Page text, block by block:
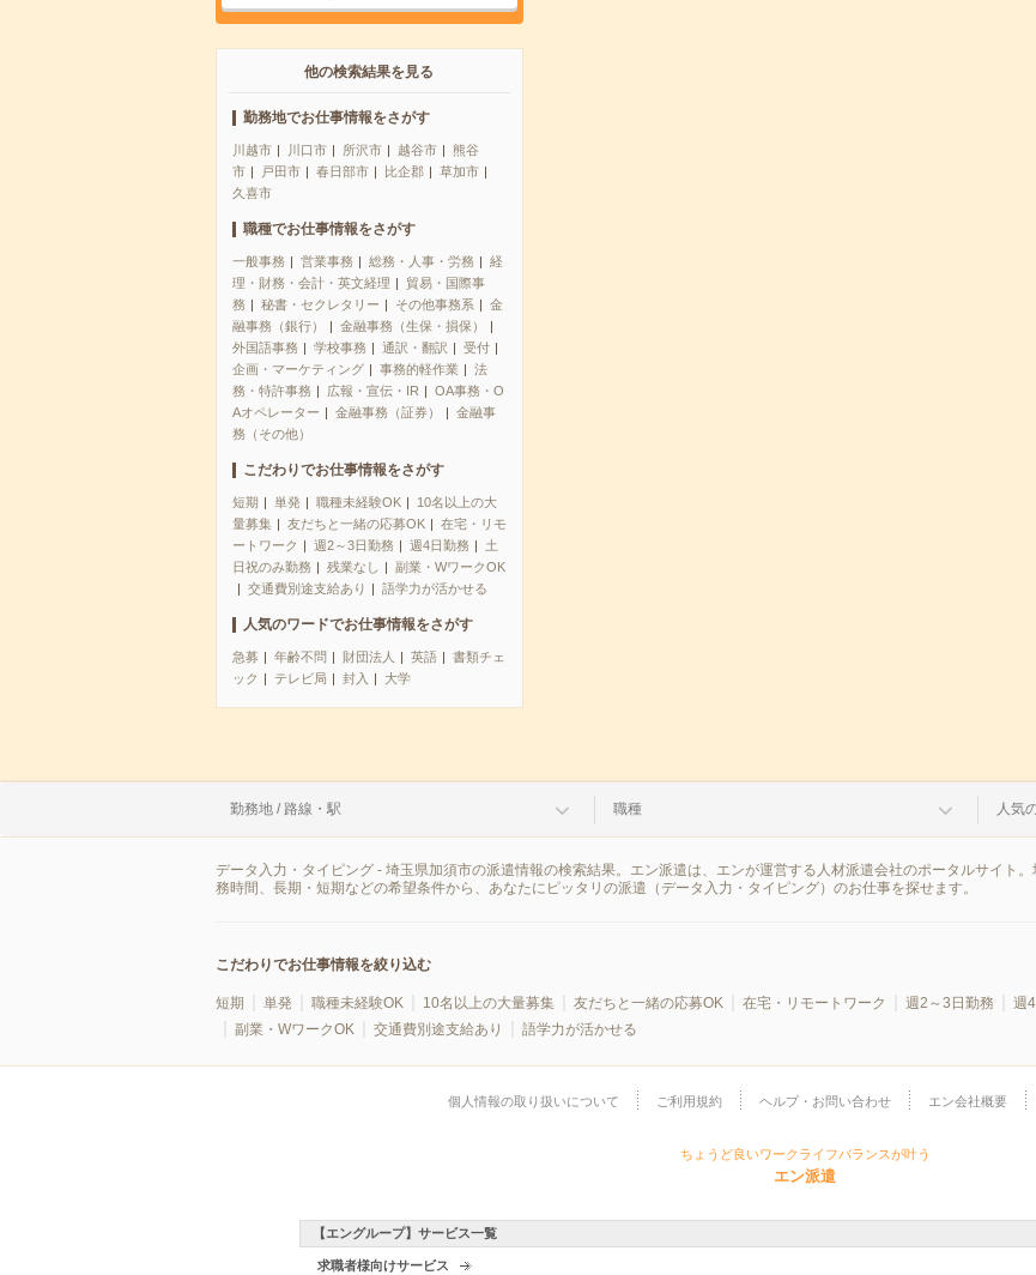
他の検索結果を見る
勤務地でお仕事情報をさがす
川越市 川口市 所沢市 越谷市
熊谷
市
戸田市 春日部市 比企郡
草加市
久喜市
職種でお仕事情報をさがす
一般事務 営業事務 総務・人事・労務
経
理・財務・会計・英文経理
貿易・国際事
務
秘書・セクレタリー その他事務系
金
融事務（銀行）
金融事務（生保・損保）
外国語事務
学校事務 通訳・翻訳
受付
企画・マーケティング
事務的軽作業
法
務・特許事務
広報・宣伝・IR
OA事務・O
Aオペレーター
金融事務（証券）
金融事
務（その他）
こだわりでお仕事情報をさがす
短期 単発 職種未経験OK
10名以上の大
量募集
友だちと一緒の応募OK
在宅・リモ
ートワーク
週2～3日勤務 週4日勤務
土
日祝のみ勤務
残業なし
副業・WワークOK
交通費別途支給あり
語学力が活かせる
人気のワードでお仕事情報をさがす
急募 年齢不問 財団法人 英語
書類チェ
ック
テレビ局 封入 大学
勤務地 / 路線・駅 職種 人気
データ入力・タイピング - 埼玉県加須市の派遣情報の検索結果。エン派遣は、エンが運営する人材派遣会社のポータルサイト
務時間、長期・短期などの希望条件から、あなたにピッタリの派遣（データ入力・タイピング）のお仕事を探せます。
こだわりでお仕事情報を絞り込む
短期 単発 職種未経験OK 10名以上の大量募集 友だちと一緒の応募OK 在宅・リモートワーク 週2～3日勤務 週
副業・WワークOK
交通費別途支給あり 語学力が活かせる
個人情報の取り扱いについて ご利用規約 ヘルプ・お問い合わせ エン会社概要
ちょうど良いワークライフバランスが叶う
エン派遣
【エングループ】サービス一覧
求職者様向けサービス